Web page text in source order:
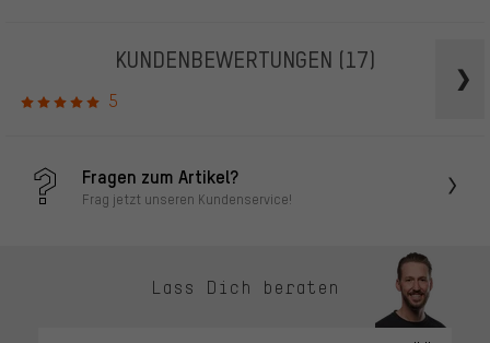
KUNDENBEWERTUNGEN (17)
5
Fragen zum Artikel?
Frag jetzt unseren Kundenservice!
Lass Dich beraten